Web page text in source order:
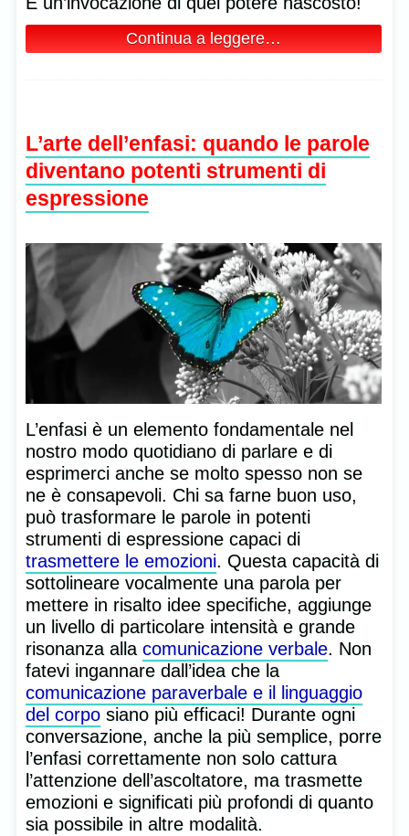
Continua a leggere…
L’arte dell’enfasi: quando le parole
diventano potenti strumenti di
espressione
L’enfasi è un elemento fondamentale nel
nostro modo quotidiano di parlare e di
esprimerci anche se molto spesso non se
ne è consapevoli. Chi sa farne buon uso,
può trasformare le parole in potenti
strumenti di espressione capaci di
trasmettere le emozioni. Questa capacità di
sottolineare vocalmente una parola per
mettere in risalto idee specifiche, aggiunge
un livello di particolare intensità e grande
risonanza alla comunicazione verbale. Non
fatevi ingannare dall’idea che la
comunicazione paraverbale e il linguaggio
del corpo siano più efficaci! Durante ogni
conversazione, anche la più semplice, porre
l’enfasi correttamente non solo cattura
l’attenzione dell’ascoltatore, ma trasmette
emozioni e significati più profondi di quanto
sia possibile in altre modalità.